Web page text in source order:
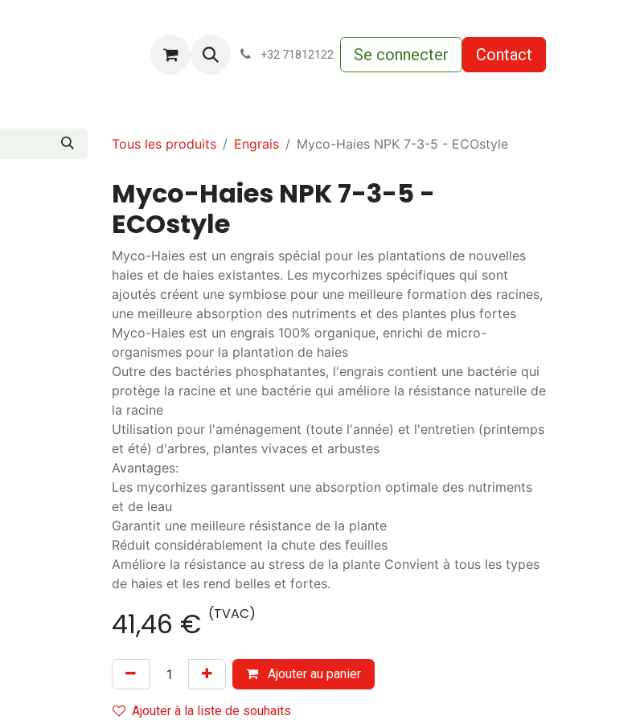
Conditions-generales-de-vente
+32 71812122 Se connecter Contact
Tous les produits Engrais Myco-Haies NPK 7-3-5 - ECOstyle
Myco-Haies NPK 7-3-5 -
ECOstyle
Myco-Haies est un engrais spécial pour les plantations de nouvelles
haies et de haies existantes. Les mycorhizes spécifiques qui sont
ajoutés créent une symbiose pour une meilleure formation des racines,
une meilleure absorption des nutriments et des plantes plus fortes
Myco-Haies est un engrais 100% organique, enrichi de micro-
organismes pour la plantation de haies
Outre des bactéries phosphatantes, l'engrais contient une bactérie qui
protège la racine et une bactérie qui améliore la résistance naturelle de
la racine
Utilisation pour l'aménagement (toute l'année) et l'entretien (printemps
et été) d'arbres, plantes vivaces et arbustes
Avantages:
Les mycorhizes garantissent une absorption optimale des nutriments
et de leau
Garantit une meilleure résistance de la plante
Réduit considérablement la chute des feuilles
Améliore la résistance au stress de la plante Convient à tous les types
de haies et les rend belles et fortes.
41,46 € (TVAC)
Ajouter au panier
Ajouter à la liste de souhaits